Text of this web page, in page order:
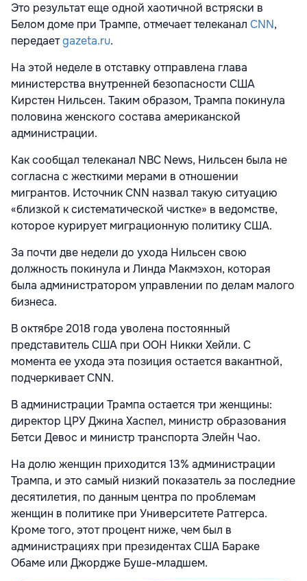
Это результат еще одной хаотичной встряски в
Белом доме при Трампе, отмечает телеканал CNN,
передаетgazeta.ru.
На этой неделе в отставку отправлена глава
министерства внутренней безопасности США
Кирстен Нильсен. Таким образом, Трампа покинула
половина женского состава американской
администрации.
Как сообщал телеканал NBC News, Нильсен была не
согласна с жесткими мерами в отношении
мигрантов. Источник CNN назвал такую ситуацию
«близкой к систематической чистке» в ведомстве,
которое курирует миграционную политику США.
За почти две недели до ухода Нильсен свою
должность покинула и Линда Макмэхон, которая
была администратором управлении по делам малого
бизнеса.
В октябре 2018 года уволена постоянный
представитель США при ООН Никки Хейли. С
момента ее ухода эта позиция остается вакантной,
подчеркивает CNN.
В администрации Трампа остается три женщины:
директор ЦРУ Джина Хаспел, министр образования
Бетси Девос и министр транспорта Элейн Чао.
На долю женщин приходится 13% администрации
Трампа, и это самый низкий показатель за последние
десятилетия, по данным центра по проблемам
женщин в политике при Университете Ратгерса.
Кроме того, этот процент ниже, чем был в
администрациях при президентах США Бараке
Обаме или Джордже Буше-младшем.